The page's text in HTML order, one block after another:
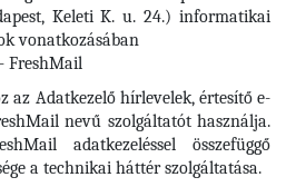
Keleti K. u. 24.) informatikai
vonatkozásában
FreshMail
az Adatkezelő hírlevelek, értesítő e-
nevű szolgáltatót használja.
adatkezeléssel összefüggő
a technikai háttér szolgáltatása.